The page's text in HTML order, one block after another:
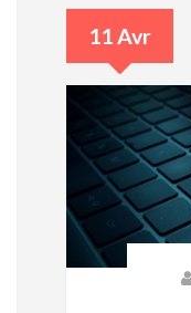
11 Avr